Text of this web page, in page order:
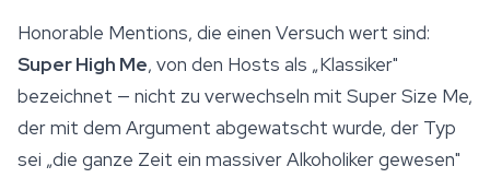
Honorable Mentions, die einen Versuch wert sind:
Super High Me, von den Hosts als „Klassiker"
bezeichnet — nicht zu verwechseln mit Super Size Me,
der mit dem Argument abgewatscht wurde, der Typ
sei „die ganze Zeit ein massiver Alkoholiker gewesen"